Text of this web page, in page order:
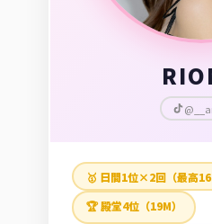
🥇 日間1位×2回（最高
🏆 殿堂4位（19M）